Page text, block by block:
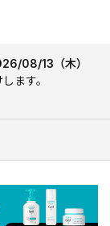
08/13（木）
ます。